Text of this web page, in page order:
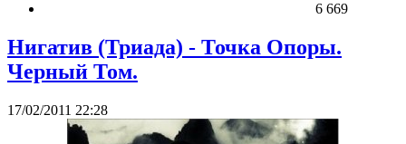
6 669
Нигатив (Триада) - Точка Опоры.
Черный Том.
17/02/2011 22:28